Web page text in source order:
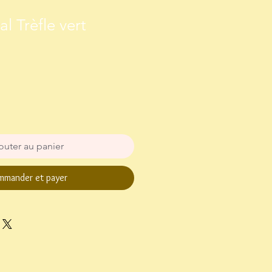
Trèfle vert
au panier
et payer